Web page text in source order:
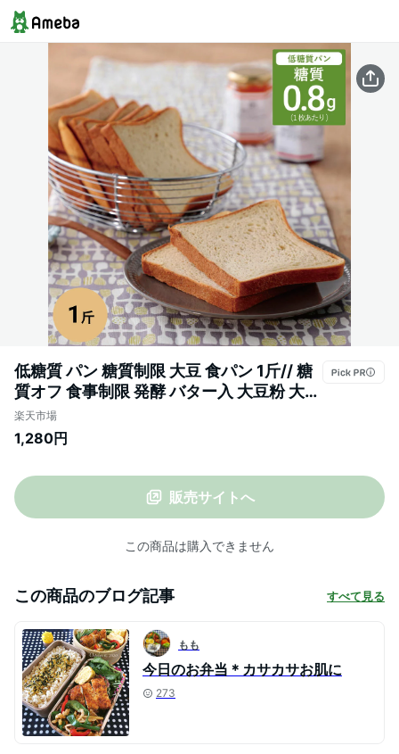
低糖質 パン 糖質制限 大豆 食パン 1斤// 糖
質オフ 食事制限 発酵 バター入 大豆粉 大豆
イソフラボン 置き換え ダイエット 食品 食
物繊維 ロカボ 冷凍パン たんぱく質 タンパ
楽天市場
1,280円
販売サイトへ
この商品は購入できません
この商品のブログ記事 すべて見る
もも
今日のお弁当＊カサカサお肌に
273